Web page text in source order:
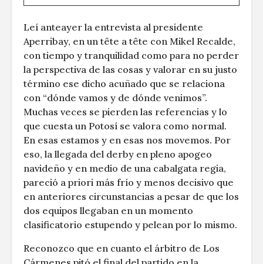
Leí anteayer la entrevista al presidente
Aperribay, en un tête a tête con Mikel Recalde,
con tiempo y tranquilidad como para no perder
la perspectiva de las cosas y valorar en su justo
término ese dicho acuñado que se relaciona
con “dónde vamos y de dónde venimos”.
Muchas veces se pierden las referencias y lo
que cuesta un Potosí se valora como normal.
En esas estamos y en esas nos movemos. Por
eso, la llegada del derby en pleno apogeo
navideño y en medio de una cabalgata regia,
pareció a priori más frío y menos decisivo que
en anteriores circunstancias a pesar de que los
dos equipos llegaban en un momento
clasificatorio estupendo y pelean por lo mismo.
Reconozco que en cuanto el árbitro de Los